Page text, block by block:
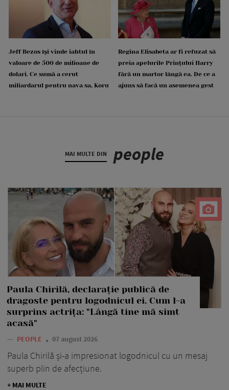
Jeff Bezos își vinde iahtul în
valoare de 500 de milioane de
dolari. Ce sumă a cerut
miliardarul pentru nava sa, Koru
Regina Elisabeta ar fi refuzat să
preia apelurile Prințului Harry
fără un martor lângă ea. De ce a
ajuns să facă un asemenea gest
MAI MULTE DIN people
Paula Chirilă, declarație publică de
dragoste pentru logodnicul ei. Cum l-a
surprins actrița: "Lângă tine mă simt
acasă"
— PEOPLE 07 august 2026
Paula Chirilă și-a impresionat logodnicul cu un mesaj
superb plin de afecțiune.
+ MAI MULTE